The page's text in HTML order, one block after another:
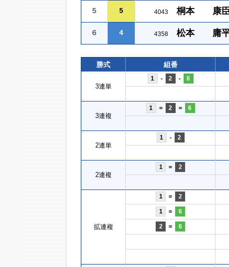
５ 5 4043 桐本 康
６ 4 4358 松本 庸
勝式 組番
3連単
1 - 2 - 6
3連複
1 = 2 = 6
2連単
1 - 2
2連複
1 = 2
拡連複
1 = 2
1 = 6
2 = 6